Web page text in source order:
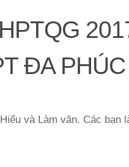
ĐA
và Làm văn. Các bạn